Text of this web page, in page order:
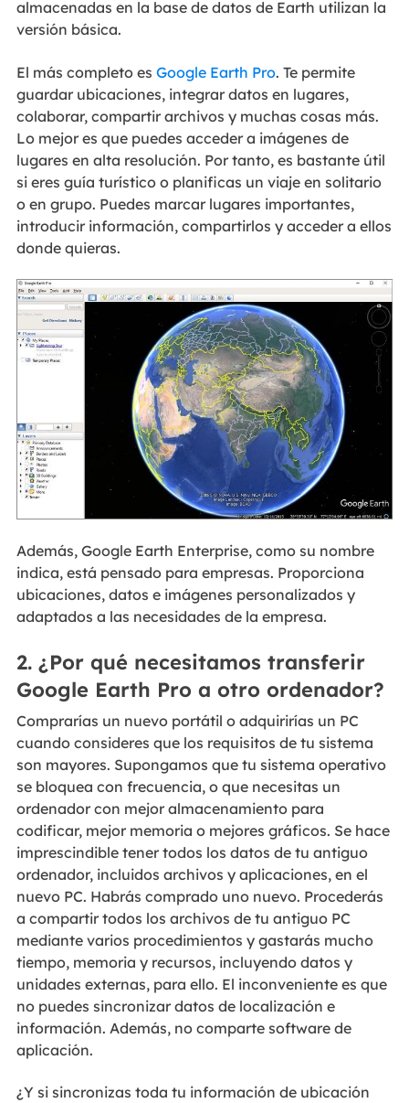
almacenadas en la base de datos de Earth utilizan la
versión básica.
El más completo es Google Earth Pro. Te permite
guardar ubicaciones, integrar datos en lugares,
colaborar, compartir archivos y muchas cosas más.
Lo mejor es que puedes acceder a imágenes de
lugares en alta resolución. Por tanto, es bastante útil
si eres guía turístico o planificas un viaje en solitario
o en grupo. Puedes marcar lugares importantes,
introducir información, compartirlos y acceder a ellos
donde quieras.
Además, Google Earth Enterprise, como su nombre
indica, está pensado para empresas. Proporciona
ubicaciones, datos e imágenes personalizados y
adaptados a las necesidades de la empresa.
2. ¿Por qué necesitamos transferir
Google Earth Pro a otro ordenador?
Comprarías un nuevo portátil o adquirirías un PC
cuando consideres que los requisitos de tu sistema
son mayores. Supongamos que tu sistema operativo
se bloquea con frecuencia, o que necesitas un
ordenador con mejor almacenamiento para
codificar, mejor memoria o mejores gráficos. Se hace
imprescindible tener todos los datos de tu antiguo
ordenador, incluidos archivos y aplicaciones, en el
nuevo PC. Habrás comprado uno nuevo. Procederás
a compartir todos los archivos de tu antiguo PC
mediante varios procedimientos y gastarás mucho
tiempo, memoria y recursos, incluyendo datos y
unidades externas, para ello. El inconveniente es que
no puedes sincronizar datos de localización e
información. Además, no comparte software de
aplicación.
¿Y si sincronizas toda tu información de ubicación